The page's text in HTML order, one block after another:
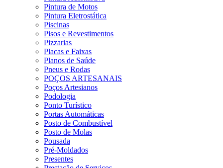
Pintura de Motos
Pintura Eletrostática
Piscinas
Pisos e Revestimentos
Pizzarias
Placas e Faixas
Planos de Saúde
Pneus e Rodas
POÇOS ARTESANAIS
Poços Artesianos
Podologia
Ponto Turístico
Portas Automáticas
Posto de Combustível
Posto de Molas
Pousada
Pré-Moldados
Presentes